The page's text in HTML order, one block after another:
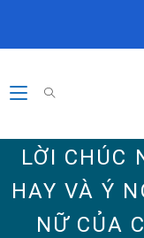
LỜI CHÚC
HAY VÀ Ý
NỮ CỦA